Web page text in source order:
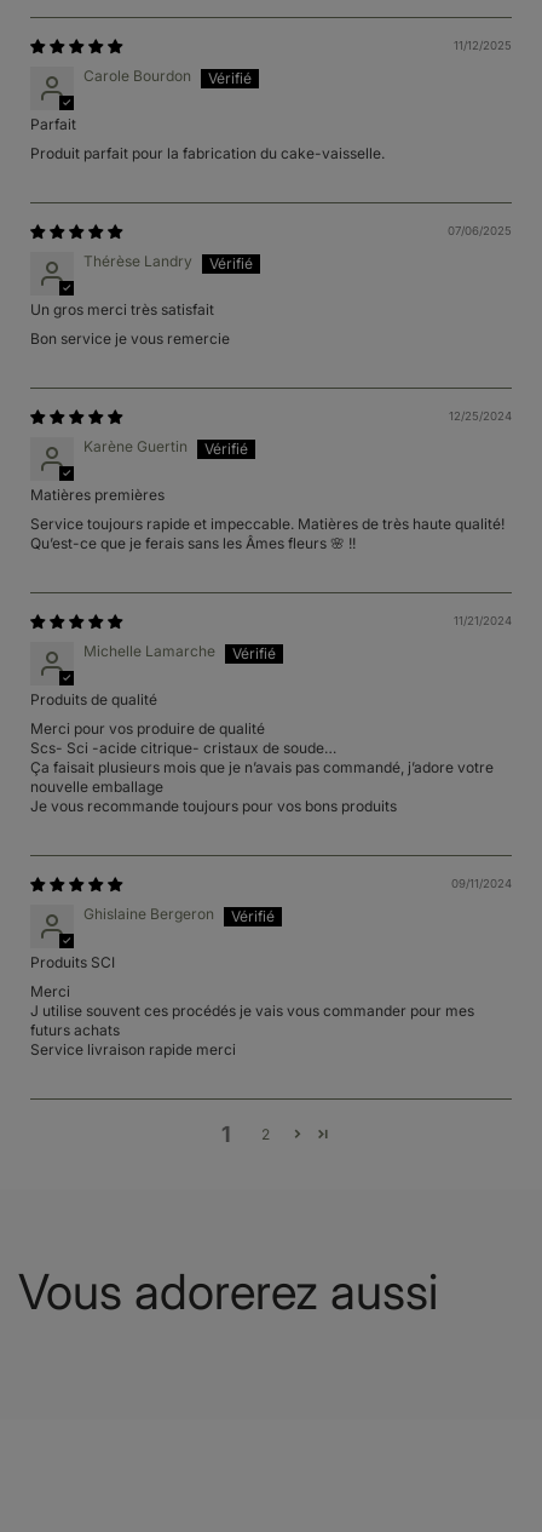
11/12/2025
Carole Bourdon
Parfait
Produit parfait pour la fabrication du cake-vaisselle.
07/06/2025
Thérèse Landry
Un gros merci très satisfait
Bon service je vous remercie
12/25/2024
Karène Guertin
Matières premières
Service toujours rapide et impeccable. Matières de très haute qualité!
Qu’est-ce que je ferais sans les Âmes fleurs 🌸 !!
11/21/2024
Michelle Lamarche
Produits de qualité
Merci pour vos produire de qualité
Scs- Sci -acide citrique- cristaux de soude…
Ça faisait plusieurs mois que je n’avais pas commandé, j’adore votre
nouvelle emballage
Je vous recommande toujours pour vos bons produits
09/11/2024
Ghislaine Bergeron
Produits SCI
Merci
J utilise souvent ces procédés je vais vous commander pour mes
futurs achats
Service livraison rapide merci
1 2
Vous adorerez aussi